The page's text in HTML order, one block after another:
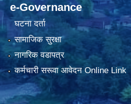
e-Governance
घटना दर्ता
सामाजिक सुरक्षा
नागरिक वडापत्र
कर्मचारी सरूवा आवेदन Online Link